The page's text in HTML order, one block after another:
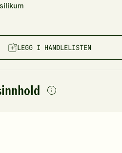
LEGG I HANDLELISTEN